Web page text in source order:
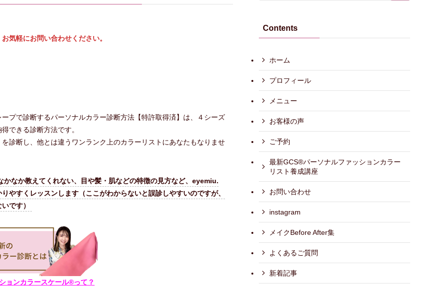
気軽にお問い合わせください。
プで診断するパーソナルカラー診断方法【特許取得済】は、４シーズ
できる診断方法です。
診断し、他とは違うワンランク上のカラーリストにあなたもなりませ
なか教えてくれない、目や髪・肌などの特徴の見方など、eyemiu.
やすくレッスンします（ここがわからないと誤診しやすいのですが、
です）
ョンカラースケール®って？
Contents
ホーム
プロフィール
メニュー
お客様の声
ご予約
最新GCS®パーソナルファッションカラー
リスト養成講座
お問い合わせ
instagram
メイクBefore After集
よくあるご質問
新着記事